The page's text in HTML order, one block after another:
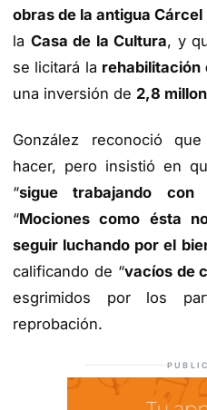
obras de la antigua Cárcel
la Casa de la Cultura, y
se licitará la rehabilitación
una inversión de 2,8
González reconoció
hacer, pero insistió en
“sigue trabajando con
“Mociones como ésta
seguir luchando por el
calificando de “vacíos de
esgrimidos por los
reprobación.